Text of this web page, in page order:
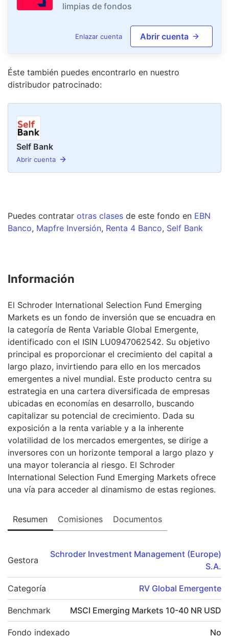
limpias de fondos
Enlazar cuenta Abrir cuenta
Éste también puedes encontrarlo en nuestro
distribudor patrocinado:
Self Bank
Abrir cuenta
Puedes contratar otras clases de este fondo en EBN
Banco, Mapfre Inversión, Renta 4 Banco, Self Bank
Información
El Schroder International Selection Fund Emerging
Markets es un fondo de inversión que se encuadra en
la categoría de Renta Variable Global Emergente,
identificado con el ISIN LU0947062542. Su objetivo
principal es proporcionar el crecimiento del capital a
largo plazo, invirtiendo para ello en los mercados
emergentes a nivel mundial. Este producto centra su
estrategia en una cartera diversificada de empresas
ubicadas en economías en desarrollo, buscando
capitalizar su potencial de crecimiento. Dada su
exposición a la renta variable y a la inherente
volatilidad de los mercados emergentes, se dirige a
inversores con un horizonte temporal a largo plazo y
una mayor tolerancia al riesgo. El Schroder
International Selection Fund Emerging Markets ofrece
una vía para acceder al dinamismo de estas regiones.
Resumen Comisiones Documentos
Gestora
Schroder Investment Management (Europe)
S.A.
Categoría RV Global Emergente
Benchmark MSCI Emerging Markets 10-40 NR USD
Fondo indexado No